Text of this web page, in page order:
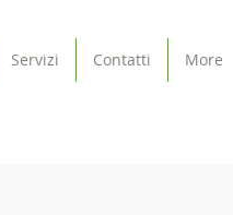
Servizi Contatti More